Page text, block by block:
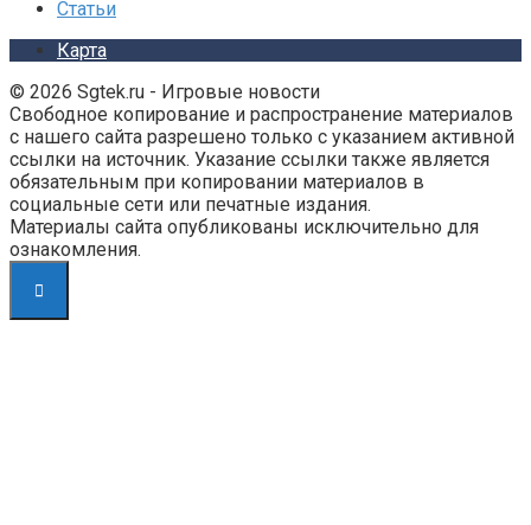
Статьи
Карта
© 2026 Sgtek.ru - Игровые новости
Свободное копирование и распространение материалов
с нашего сайта разрешено только с указанием активной
ссылки на источник. Указание ссылки также является
обязательным при копировании материалов в
социальные сети или печатные издания.
Материалы сайта опубликованы исключительно для
ознакомления.